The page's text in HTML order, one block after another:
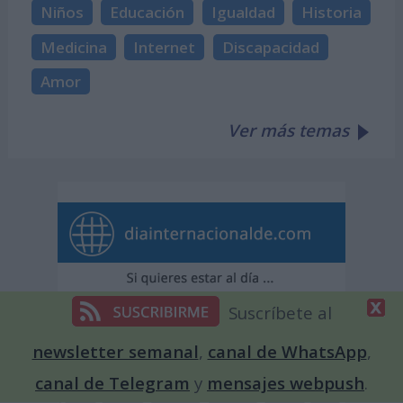
Niños Educación Igualdad
Historia
Medicina
Internet
Discapacidad
Amor
Ver más temas
Suscríbete al
newsletter semanal, canal de WhatsApp,
canal de Telegram y mensajes webpush.